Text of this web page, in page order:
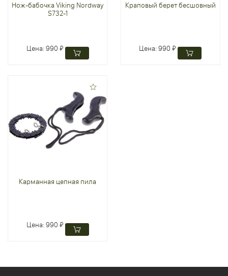
Нож-бабочка Viking Nordway
S732-1
Цена:990 ₽
Краповый берет бесшовный
Цена:990 ₽
Карманная цепная пила
Цена:990 ₽